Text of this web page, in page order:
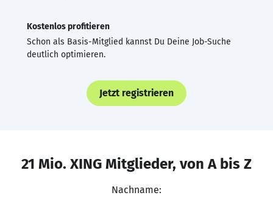
Kostenlos profitieren
Schon als Basis-Mitglied kannst Du Deine Job-Suche
deutlich optimieren.
Jetzt registrieren
21 Mio. XING Mitglieder, von A bis Z
Nachname: